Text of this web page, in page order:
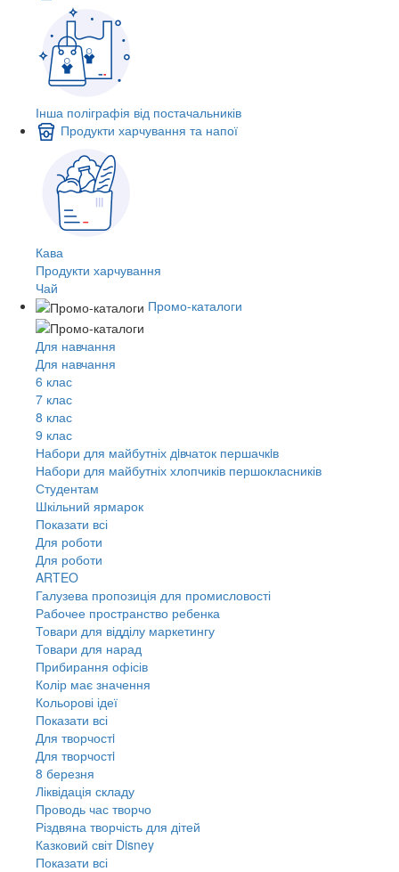
Інша поліграфія від постачальників
Продукти харчування та напої
Кава
Продукти харчування
Чай
Промо-каталоги
Для навчання
Для навчання
6 клас
7 клас
8 клас
9 клас
Набори для майбутніх дiвчаток першачкiв
Набори для майбутніх хлопчиків першокласників
Студентам
Шкільний ярмарок
Показати всі
Для роботи
Для роботи
ARTEO
Галузева пропозиція для промисловості
Рабочее пространство ребенка
Товари для відділу маркетингу
Товари для нарад
Прибирання офісів
Колір має значення
Кольорові ідеї
Показати всі
Для творчостi
Для творчостi
8 березня
Ліквідація складу
Проводь час творчо
Різдвяна творчість для дітей
Казковий світ Disney
Показати всі